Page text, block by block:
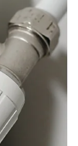
и
Royal
быстрее
Royal
и весе